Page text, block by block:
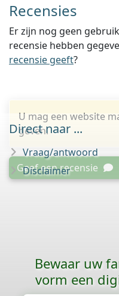
Recensies
Er zijn nog geen
recensie hebben
recensie geeft?
U mag een website
geven.
Geef een recensie
Direct naar ...
Vraag/antwoord
Disclaimer
Bewaar uw
vorm een